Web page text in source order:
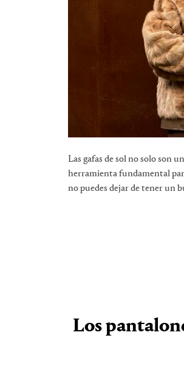
Las gafas de sol no solo son
herramienta fundamental
no puedes dejar de tener un
Los